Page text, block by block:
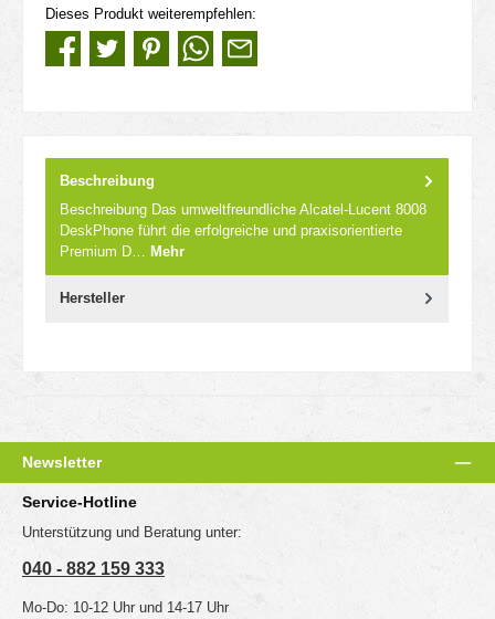
Dieses Produkt weiterempfehlen:
Beschreibung
Beschreibung Das umweltfreundliche Alcatel-Lucent 8008
DeskPhone führt die erfolgreiche und praxisorientierte
Premium D… Mehr
Hersteller
Newsletter
Service-Hotline
Unterstützung und Beratung unter:
040 - 882 159 333
Mo-Do: 10-12 Uhr und 14-17 Uhr